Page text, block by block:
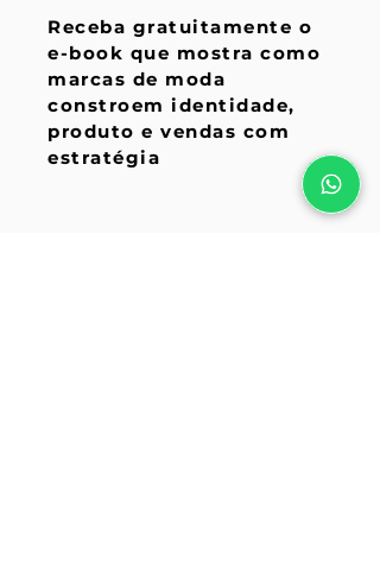
Receba gratuitamente o
e-book que mostra como
marcas de moda
constroem identidade,
produto e vendas com
estratégia